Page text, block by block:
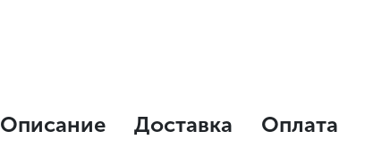
Описание Доставка Оплата